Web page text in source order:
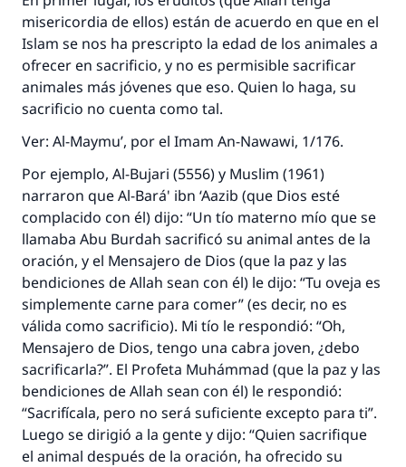
misericordia de ellos) están de acuerdo en que en el
Islam se nos ha prescripto la edad de los animales a
ofrecer en sacrificio, y no es permisible sacrificar
animales más jóvenes que eso. Quien lo haga, su
sacrificio no cuenta como tal.
Ver: Al-Maymu’, por el Imam An-Nawawi, 1/176.
Por ejemplo, Al-Bujari (5556) y Muslim (1961)
narraron que Al-Bará' ibn ‘Aazib (que Dios esté
complacido con él) dijo: “Un tío materno mío que se
llamaba Abu Burdah sacrificó su animal antes de la
oración, y el Mensajero de Dios (que la paz y las
bendiciones de Allah sean con él) le dijo: “Tu oveja es
simplemente carne para comer” (es decir, no es
válida como sacrificio). Mi tío le respondió: “Oh,
Mensajero de Dios, tengo una cabra joven, ¿debo
sacrificarla?”. El Profeta Muhámmad (que la paz y las
bendiciones de Allah sean con él) le respondió:
“Sacrifícala, pero no será suficiente excepto para ti”.
Luego se dirigió a la gente y dijo: “Quien sacrifique
el animal después de la oración, ha ofrecido su